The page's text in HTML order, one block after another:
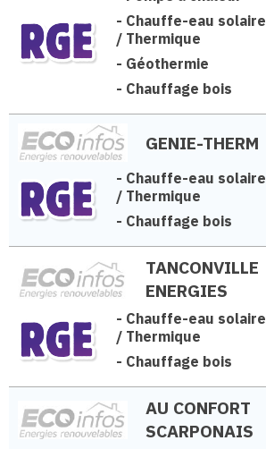
- Chauffe-eau solaire
/ Thermique
- Géothermie
- Chauffage bois
GENIE-THERM
- Chauffe-eau solaire
/ Thermique
- Chauffage bois
TANCONVILLE
ENERGIES
- Chauffe-eau solaire
/ Thermique
- Chauffage bois
AU CONFORT
SCARPONAIS